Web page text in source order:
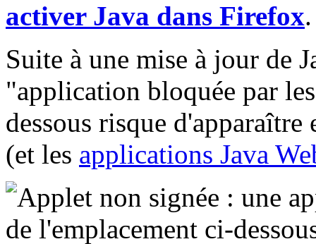
activer Java dans Firefox.
Suite à une mise à jour de
"application bloquée par
dessous risque
(et les applications Java